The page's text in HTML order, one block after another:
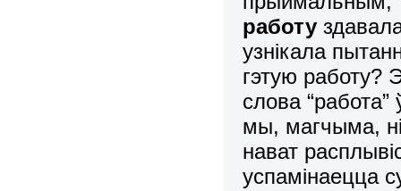
работу
узнікала
гэтую работу?
слова
мы, магчыма,
нават
успамінаецца